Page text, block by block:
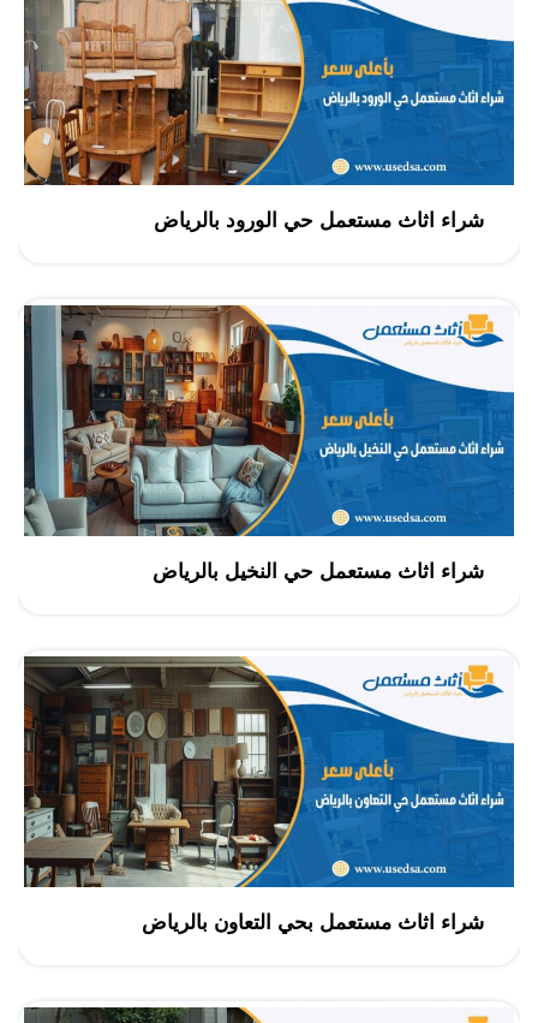
شراء اثاث مستعمل حي الورود بالرياض
شراء اثاث مستعمل حي النخيل بالرياض
شراء اثاث مستعمل بحي التعاون بالرياض